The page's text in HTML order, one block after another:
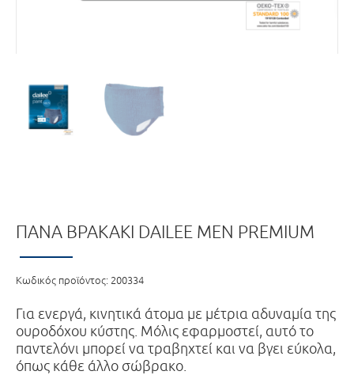
ΠΆΝΑ ΒΡΑΚΆΚΙ DAILEE MEN PREMIUM
Κωδικός προϊόντος: 200334
Για ενεργά, κινητικά άτομα με μέτρια αδυναμία της
ουροδόχου κύστης. Μόλις εφαρμοστεί, αυτό το
παντελόνι μπορεί να τραβηχτεί και να βγει εύκολα,
όπως κάθε άλλο σώβρακο.